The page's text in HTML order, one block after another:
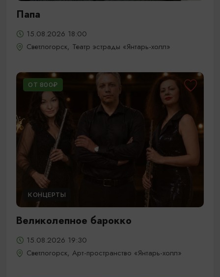
Папа
15.08.2026 18:00
Светлогорск, Театр эстрады «Янтарь-холл»
ОТ 800₽
КОНЦЕРТЫ
Великолепное барокко
15.08.2026 19:30
Светлогорск, Арт-пространство «Янтарь-холл»